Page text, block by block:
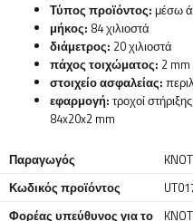
Τύπος προϊόντος: μέσω
μήκος: 84 χιλιοστά
διάμετρος: 20 χιλιοστά
πάχος τοιχώματος: 2 mm
στοιχείο ασφαλείας:
εφαρμογή: τροχοί
84x20x2 mm
Παραγωγός
Κωδικός προϊόντος
Φορέας υπεύθυνος για το